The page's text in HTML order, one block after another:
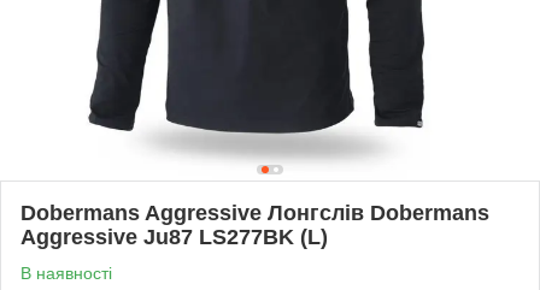
Dobermans Aggressive Лонгслів Dobermans
Aggressive Ju87 LS277BK (L)
В наявності